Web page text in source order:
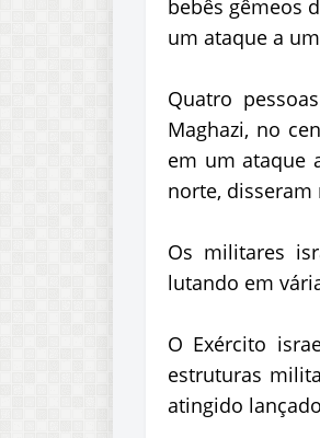
bebês gêmeos
um ataque a
Quatro
Maghazi, no
em um ataque
norte, disseram
Os militares
lutando em
O Exército
estruturas
atingido